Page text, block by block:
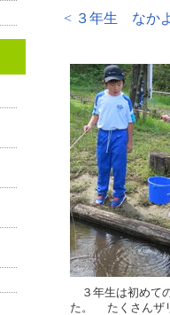
< ３年生 なか
３年生は初めて
た。 たくさんザ